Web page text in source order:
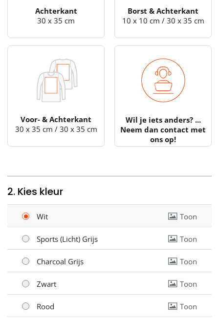
Achterkant
30 x 35 cm
Borst & Achterkant
10 x 10 cm / 30 x 35 cm
Voor- & Achterkant
30 x 35 cm / 30 x 35 cm
Wil je iets anders? ...
Neem dan contact met
ons op!
2. Kies kleur
Wit Toon
Sports (Licht) Grijs Toon
Charcoal Grijs Toon
Zwart Toon
Rood Toon